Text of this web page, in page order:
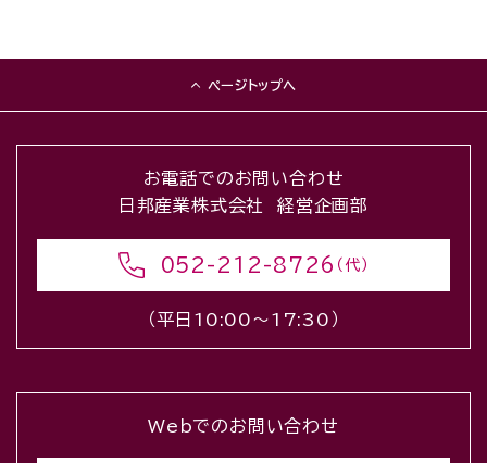
ページトップへ
お電話でのお問い合わせ
日邦産業株式会社 経営企画部
052-212-8726 （代）
（平日10:00〜17:30）
Webでのお問い合わせ